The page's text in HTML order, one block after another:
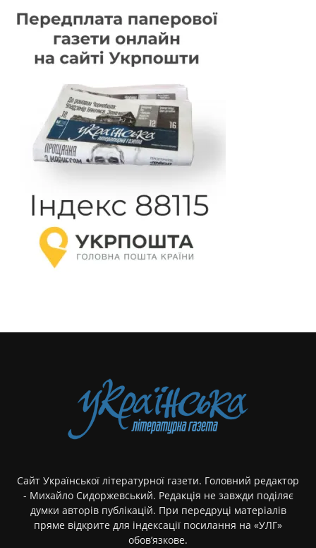
Сайт Української літературної газети. Головний редактор
- Михайло Сидоржевський. Редакція не завжди поділяє
думки авторів публікацій. При передруці матеріалів
пряме відкрите для індексації посилання на «УЛГ»
обов’язкове.